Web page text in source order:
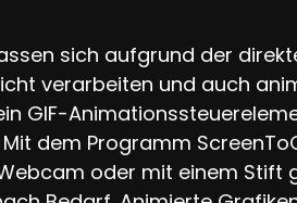
sich aufgrund der
verarbeiten und auch
GIF-
dem Programm
oder mit einem Stift